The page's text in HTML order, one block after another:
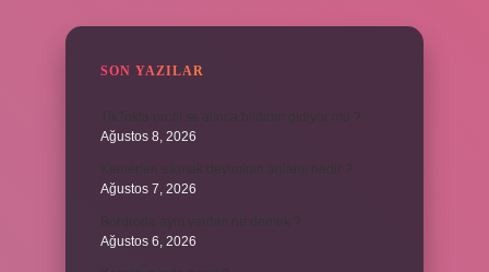
SON YAZILAR
Ağustos 8, 2026
Ağustos 7, 2026
Ağustos 6, 2026